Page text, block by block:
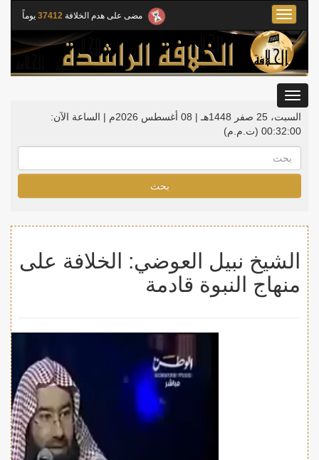
مضى على هدم الخلافة 37412 يوماً
Toggle
navigation
السبت، 25 صفر 1448هـ | 08 أغسطس 2026م |
الساعة الآن:
00:32:01 (ت.م.م)
بحث
الشيخ نبيل العوضي: الخلافة على
منهاج النبوة قادمة